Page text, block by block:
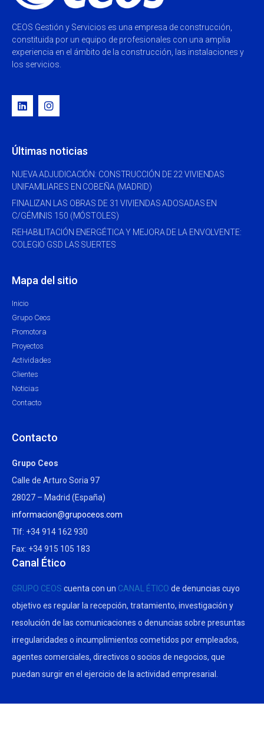
CEOS Gestión y Servicios es una empresa de construcción,
constituida por un equipo de profesionales con una amplia
experiencia en el ámbito de la construcción, las instalaciones y
los servicios.
Últimas noticias
NUEVA ADJUDICACIÓN: CONSTRUCCIÓN DE 22 VIVIENDAS
UNIFAMILIARES EN COBEÑA (MADRID)
FINALIZAN LAS OBRAS DE 31 VIVIENDAS ADOSADAS EN
C/GÉMINIS 150 (MÓSTOLES)
REHABILITACIÓN ENERGÉTICA Y MEJORA DE LA ENVOLVENTE:
COLEGIO GSD LAS SUERTES
Mapa del sitio
Inicio
Grupo Ceos
Promotora
Proyectos
Actividades
Clientes
Noticias
Contacto
Contacto
Grupo Ceos
Calle de Arturo Soria 97
28027 – Madrid (España)
informacion@grupoceos.com
Tlf: +34 914 162 930
Fax: +34 915 105 183
Canal Ético
GRUPO CEOS cuenta con un CANAL ÉTICO de denuncias cuyo
objetivo es regular la recepción, tratamiento, investigación y
resolución de las comunicaciones o denuncias sobre presuntas
irregularidades o incumplimientos cometidos por empleados,
agentes comerciales, directivos o socios de negocios, que
puedan surgir en el ejercicio de la actividad empresarial.